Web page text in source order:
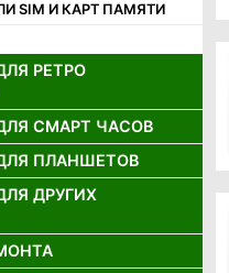
SIM И КАРТ ПАМЯТИ
РЕТРО
РЕТРО
РЕТРО
РЕТРО ТЕЛЕФОНОВ
СМАРТ ЧАСОВ
СМАРТ ЧАСОВ
ДЛЯ СМАРТ
ПЛАНШЕТОВ
ДЛЯ ПЛАНШЕТОВ
ДЛЯ
ДРУГИХ
ИГРОВЫХ